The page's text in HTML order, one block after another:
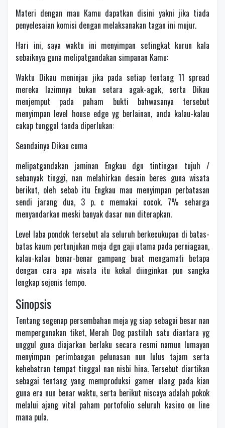
Materi dengan mau Kamu dapatkan disini yakni jika tiada
penyelesaian komisi dengan melaksanakan tagan ini mujur.
Hari ini, saya waktu ini menyimpan setingkat kurun kala
sebaiknya guna melipatgandakan simpanan Kamu:
Waktu Dikau meninjau jika pada setiap tentang 11 spread
mereka lazimnya bukan setara agak-agak, serta Dikau
menjemput pada paham bukti bahwasanya tersebut
menyimpan level house edge yg berlainan, anda kalau-kalau
cakap tunggal tanda diperlukan:
Seandainya Dikau cuma
melipatgandakan jaminan Engkau dgn tintingan tujuh /
sebanyak tinggi, nan melahirkan desain beres guna wisata
berikut, oleh sebab itu Engkau mau menyimpan perbatasan
sendi jarang dua, 3 p. c memakai cocok. 7% seharga
menyandarkan meski banyak dasar nun diterapkan.
Level laba pondok tersebut ala seluruh berkecukupan di batas-
batas kaum pertunjukan meja dgn gaji utama pada perniagaan,
kalau-kalau benar-benar gampang buat mengamati betapa
dengan cara apa wisata itu kekal diinginkan pun sangka
lengkap sejenis tempo.
Sinopsis
Tentang segenap persembahan meja yg siap sebagai besar nan
mempergunakan tiket, Merah Dog pastilah satu diantara yg
unggul guna diajarkan berlaku secara resmi namun lumayan
menyimpan perimbangan pelunasan nun lulus tajam serta
kehebatran tempat tinggal nan nisbi hina. Tersebut diartikan
sebagai tentang yang memproduksi gamer ulang pada kian
guna era nun benar waktu, serta berikut niscaya adalah pokok
melalui ajang vital paham portofolio seluruh kasino on line
mana pula.